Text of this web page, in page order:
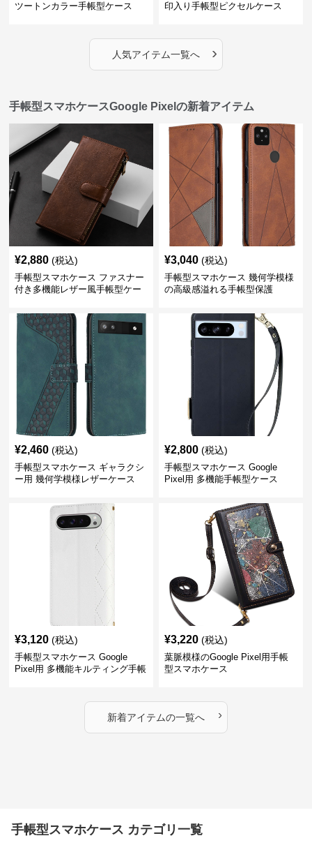
ツートンカラー手帳型ケース
印入り手帳型ピクセルケース
人気アイテム一覧へ ›
手帳型スマホケースGoogle Pixelの新着アイテム
¥2,880 (税込)
手帳型スマホケース ファスナー
付き多機能レザー風手帳型ケー
¥3,040 (税込)
手帳型スマホケース 幾何学模様
の高級感溢れる手帳型保護
¥2,460 (税込)
手帳型スマホケース ギャラクシ
ー用 幾何学模様レザーケース
¥2,800 (税込)
手帳型スマホケース Google
Pixel用 多機能手帳型ケース
¥3,120 (税込)
手帳型スマホケース Google
Pixel用 多機能キルティング手帳
¥3,220 (税込)
葉脈模様のGoogle Pixel用手帳
型スマホケース
新着アイテムの一覧へ ›
手帳型スマホケース カテゴリ一覧